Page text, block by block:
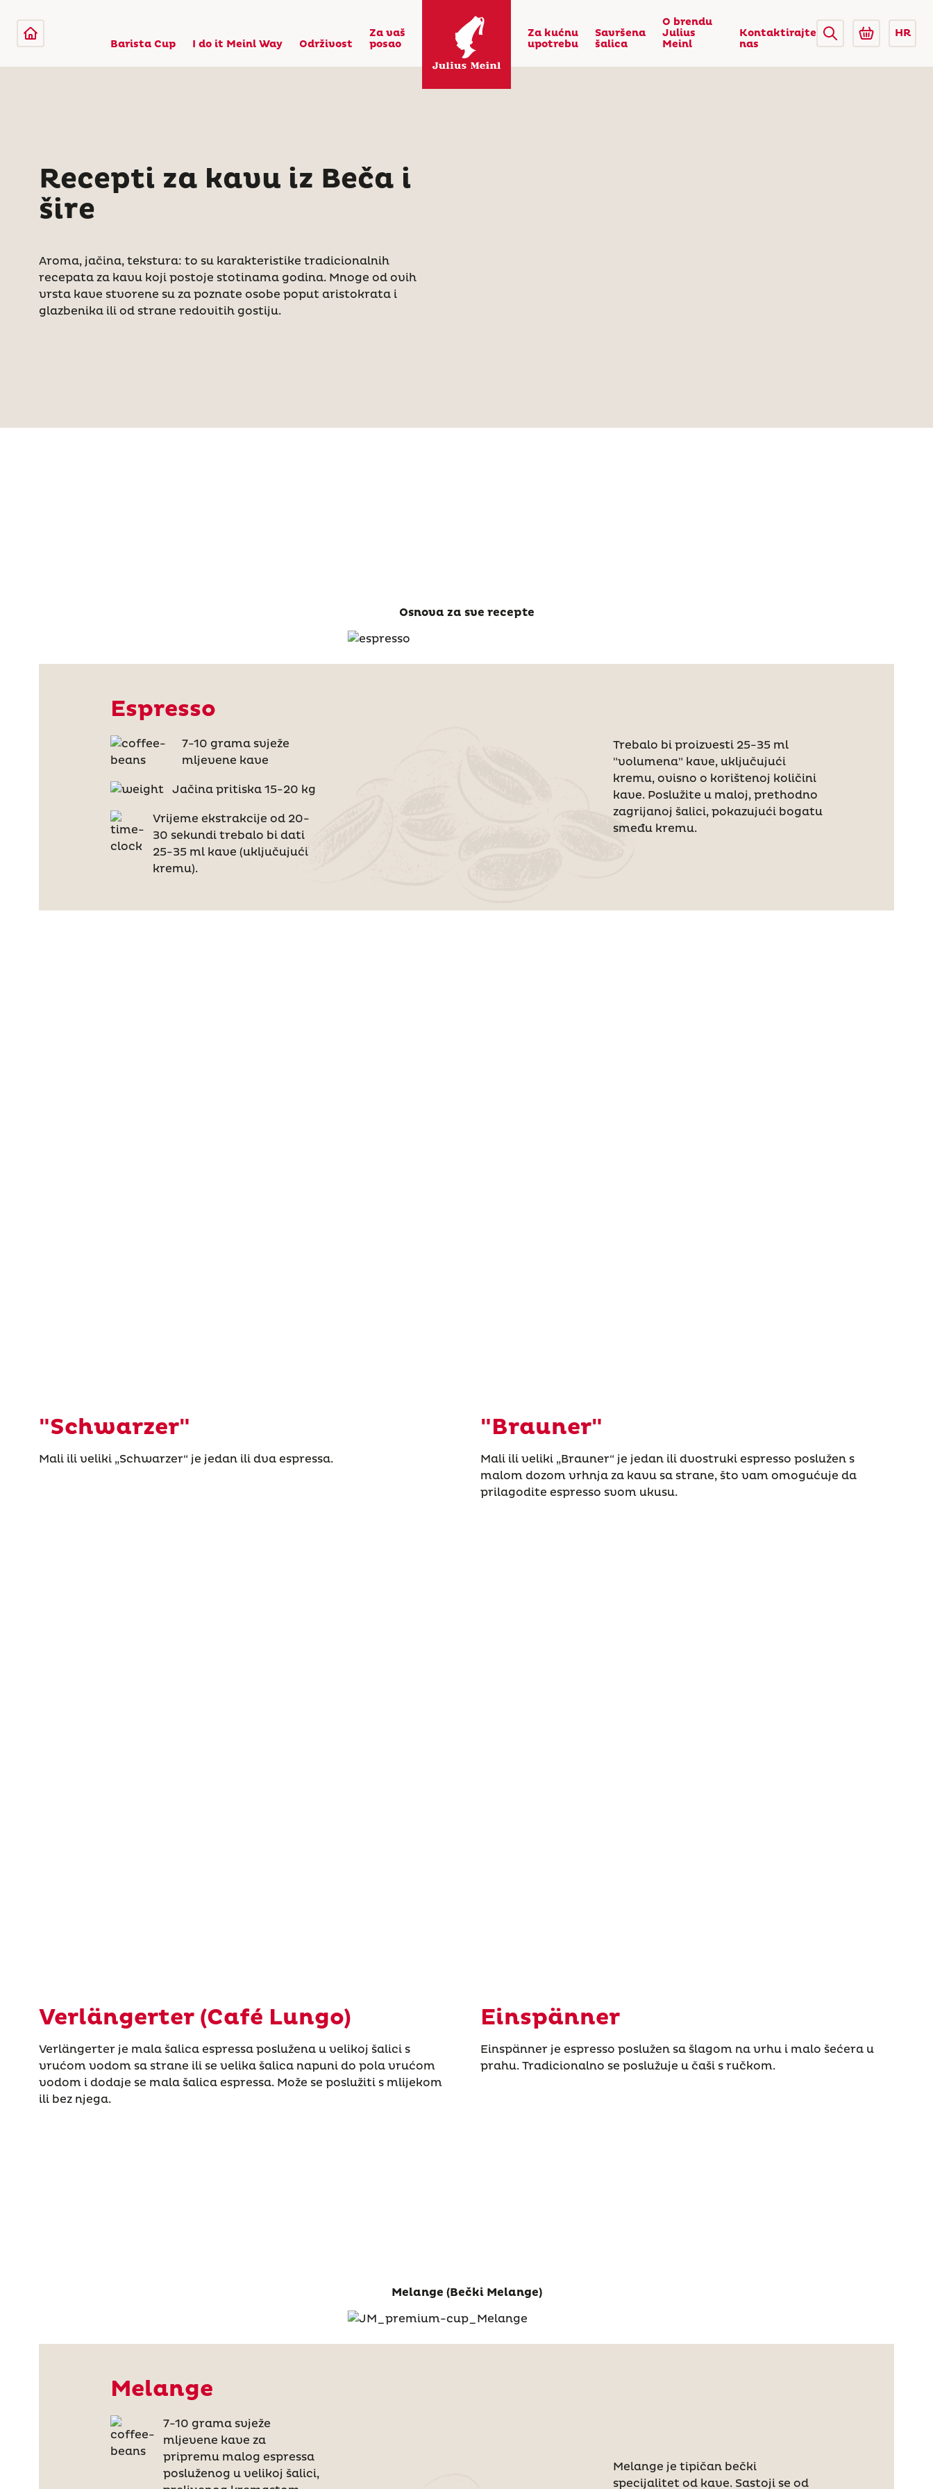
Barista Cup I do it Meinl Way Održivost
Za vaš
posao
Za kućnu
upotrebu
Savršena
šalica
O brendu
Julius
Meinl
Kontaktirajte
nas
HR
Recepti za kavu iz Beča i
šire
Aroma, jačina, tekstura: to su karakteristike tradicionalnih
recepata za kavu koji postoje stotinama godina. Mnoge od ovih
vrsta kave stvorene su za poznate osobe poput aristokrata i
glazbenika ili od strane redovitih gostiju.
Osnova za sve recepte
Espresso
7-10 grama svježe
mljevene kave
Jačina pritiska 15-20 kg
Vrijeme ekstrakcije od 20-
30 sekundi trebalo bi dati
25-35 ml kave (uključujući
kremu).
Trebalo bi proizvesti 25-35 ml
"volumena" kave, uključujući
kremu, ovisno o korištenoj količini
kave. Poslužite u maloj, prethodno
zagrijanoj šalici, pokazujući bogatu
smeđu kremu.
"Schwarzer"
Mali ili veliki „Schwarzer“ je jedan ili dva espressa.
"Brauner"
Mali ili veliki „Brauner“ je jedan ili dvostruki espresso poslužen s
malom dozom vrhnja za kavu sa strane, što vam omogućuje da
prilagodite espresso svom ukusu.
Verlängerter (Café Lungo)
Verlängerter je mala šalica espressa poslužena u velikoj šalici s
vrućom vodom sa strane ili se velika šalica napuni do pola vrućom
vodom i dodaje se mala šalica espressa. Može se poslužiti s mlijekom
ili bez njega.
Einspänner
Einspänner je espresso poslužen sa šlagom na vrhu i malo šećera u
prahu. Tradicionalno se poslužuje u čaši s ručkom.
Melange (Bečki Melange)
Melange
7-10 grama svježe
mljevene kave za
pripremu malog espressa
posluženog u velikoj šalici,
Melange je tipičan bečki
specijalitet od kave. Sastoji se od